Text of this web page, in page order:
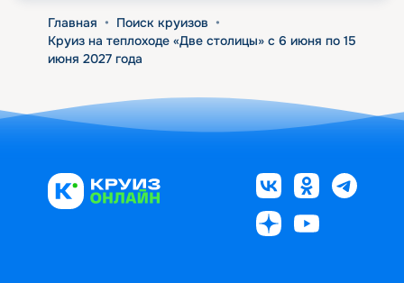
Главная • Поиск круизов •
Круиз на теплоходе «Две столицы» с 6 июня по 15
июня 2027 года